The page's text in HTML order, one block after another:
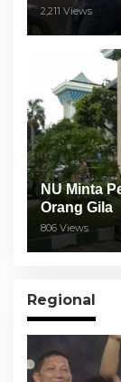
Semeru
2,211 Views
NU Minta
Orang Gila
806 Views
Regional